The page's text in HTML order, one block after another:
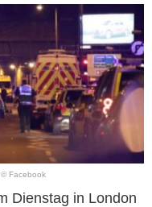
© Facebook
Dienstag in London